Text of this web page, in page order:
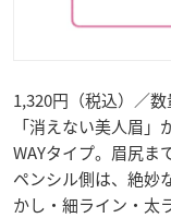
1,320円（税込）／
「消えない美人眉
WAYタイプ。眉尻ま
ペンシル側は、絶妙
かし・細ライン・太